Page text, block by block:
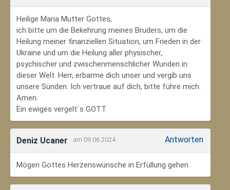
Heilige Maria Mutter Gottes,
ich bitte um die Bekehrung meines Bruders, um die
Heilung meiner finanziellen Situation, um Frieden in der
Ukraine und um die Heilung aller physischer,
psychischer und zwischenmenschlicher Wunden in
dieser Welt. Herr, erbarme dich unser und vergib uns
unsere Sünden. Ich vertraue auf dich, bitte führe mich.
Amen.
Ein ewiges vergelt`s GOTT
Deniz Ucaner am 09.06.2024 Antworten
Mögen Gottes Herzenswünsche in Erfüllung gehen